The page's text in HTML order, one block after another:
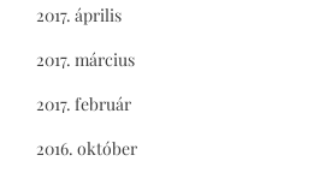
2017. április
2017. március
2017. február
2016. október